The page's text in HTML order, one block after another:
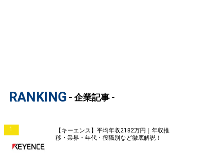
RANKING - 企業記事 -
1
【キーエンス】平均年収2182万円｜年収推
移・業界・年代・役職別など徹底解説！